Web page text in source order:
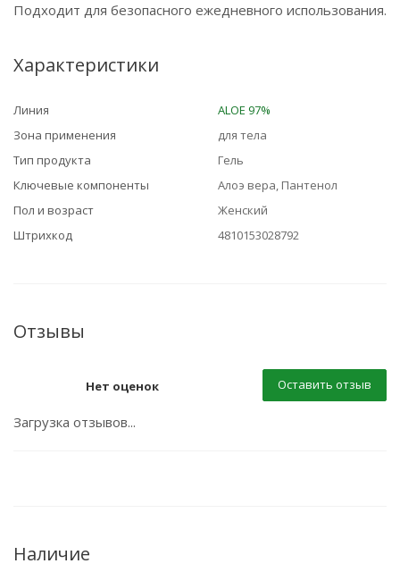
Подходит для безопасного ежедневного использования.
Характеристики
Линия
ALOE 97%
Зона применения
для тела
Тип продукта
Гель
Ключевые компоненты
Алоэ вера, Пантенол
Пол и возраст
Женский
Штрихкод
4810153028792
Отзывы
Нет оценок Оставить отзыв
Загрузка отзывов...
Наличие